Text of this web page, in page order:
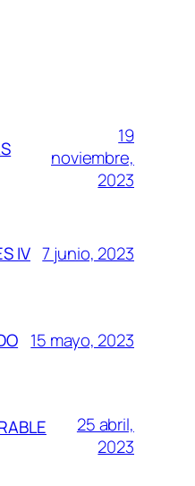
19
noviembre,
2023
IV 7 junio, 2023
15 mayo, 2023
25 abril,
2023